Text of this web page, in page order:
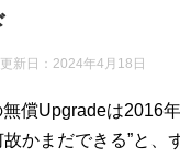
新日： 2024年4月18日
無償Upgradeは2016
かまだできる”と、